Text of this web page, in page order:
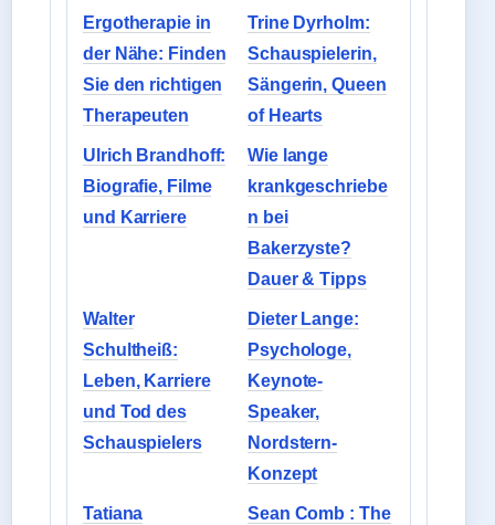
Ergotherapie in
der Nähe: Finden
Sie den richtigen
Therapeuten
Trine Dyrholm:
Schauspielerin,
Sängerin, Queen
of Hearts
Ulrich Brandhoff:
Biografie, Filme
und Karriere
Wie lange
krankgeschriebe
n bei
Bakerzyste?
Dauer & Tipps
Walter
Schultheiß:
Leben, Karriere
und Tod des
Schauspielers
Dieter Lange:
Psychologe,
Keynote-
Speaker,
Nordstern-
Konzept
Tatiana
Sean Comb : The